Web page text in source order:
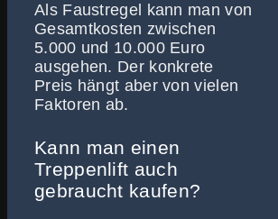
Als Faustregel kann man von
Gesamtkosten zwischen
5.000 und 10.000 Euro
ausgehen. Der konkrete
Preis hängt aber von vielen
Faktoren ab.
Kann man einen
Treppenlift auch
gebraucht kaufen?